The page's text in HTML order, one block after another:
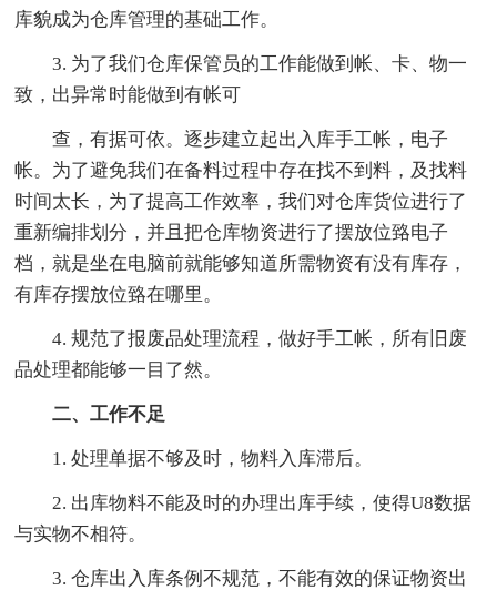
库貌成为仓库管理的基础工作。
3. 为了我们仓库保管员的工作能做到帐、卡、物一
致，出异常时能做到有帐可
查，有据可依。逐步建立起出入库手工帐，电子
帐。为了避免我们在备料过程中存在找不到料，及找料
时间太长，为了提高工作效率，我们对仓库货位进行了
重新编排划分，并且把仓库物资进行了摆放位臵电子
档，就是坐在电脑前就能够知道所需物资有没有库存，
有库存摆放位臵在哪里。
4. 规范了报废品处理流程，做好手工帐，所有旧废
品处理都能够一目了然。
二、工作不足
1. 处理单据不够及时，物料入库滞后。
2. 出库物料不能及时的办理出库手续，使得U8数据
与实物不相符。
3. 仓库出入库条例不规范，不能有效的保证物资出